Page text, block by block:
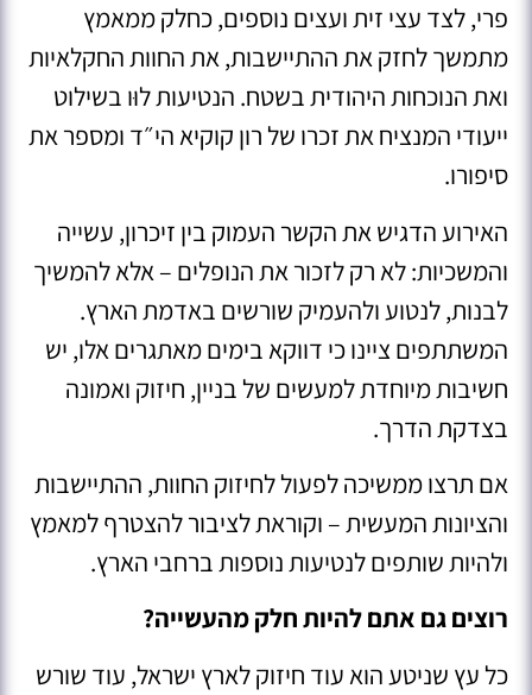
פרי, לצד עצי זית ועצים נוספים, כחלק ממאמץ
מתמשך לחזק את ההתיישבות, את החוות החקלאיות
ואת הנוכחות היהודית בשטח. הנטיעות לוּו בשילוט
ייעודי המנציח את זכרו של רון קוקיא הי״ד ומספר את
סיפורו.
האירוע הדגיש את הקשר העמוק בין זיכרון, עשייה
והמשכיות: לא רק לזכור את הנופלים – אלא להמשיך
לבנות, לנטוע ולהעמיק שורשים באדמת הארץ.
המשתתפים ציינו כי דווקא בימים מאתגרים אלו, יש
חשיבות מיוחדת למעשים של בניין, חיזוק ואמונה
בצדקת הדרך.
אם תרצו ממשיכה לפעול לחיזוק החוות, ההתיישבות
והציונות המעשית – וקוראת לציבור להצטרף למאמץ
ולהיות שותפים לנטיעות נוספות ברחבי הארץ.
רוצים גם אתם להיות חלק מהעשייה?
כל עץ שניטע הוא עוד חיזוק לארץ ישראל, עוד שורש